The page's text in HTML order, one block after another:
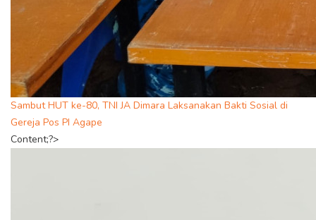
Sambut HUT ke-80, TNI JA Dimara Laksanakan Bakti Sosial di
Gereja Pos PI Agape
Content;?>